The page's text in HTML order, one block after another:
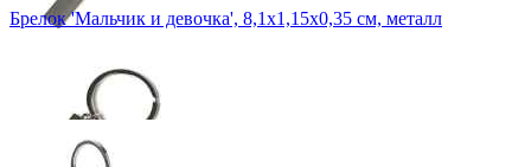
Брелок 'Мальчик и девочка', 8,1х1,15х0,35 см, металл